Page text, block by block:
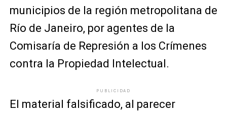
municipios de la región metropolitana de
Río de Janeiro, por agentes de la
Comisaría de Represión a los Crímenes
contra la Propiedad Intelectual.
PUBLICIDAD
El material falsificado, al parecer